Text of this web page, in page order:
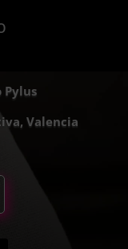
Pylus
Valencia